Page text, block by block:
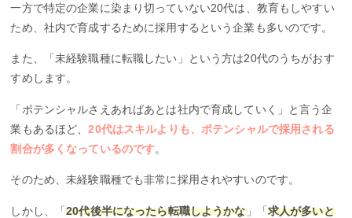
一方で特定の企業に染まり切っていない20代は、教育もしやすい
ため、社内で育成するために採用するという企業も多いのです。
また、「未経験職種に転職したい」という方は20代のうちがおす
すめします。
「ポテンシャルさえあればあとは社内で育成していく」と言う企
業もあるほど、20代はスキルよりも、ポテンシャルで採用される
割合が多くなっているのです。
そのため、未経験職種でも非常に採用されやすいのです。
しかし、「20代後半になったら転職しようかな」「求人が多いと